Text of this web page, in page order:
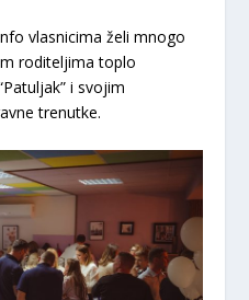
vlasnicima želi mnogo
roditeljima toplo
i svojim
trenutke.